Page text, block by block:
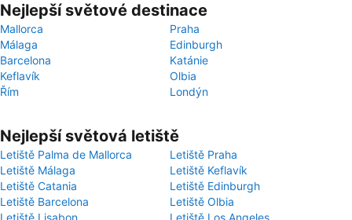
Nejlepší světové destinace
Mallorca
Praha
Málaga
Edinburgh
Barcelona
Katánie
Keflavík
Olbia
Řím
Londýn
Nejlepší světová letiště
Letiště Palma de Mallorca
Letiště Praha
Letiště Málaga
Letiště Keflavík
Letiště Catania
Letiště Edinburgh
Letiště Barcelona
Letiště Olbia
Letiště Lisabon
Letiště Los Angeles